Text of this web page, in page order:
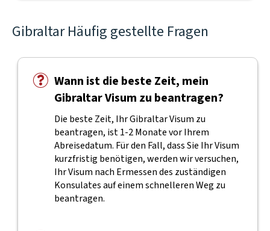
Gibraltar Häufig gestellte Fragen
Wann ist die beste Zeit, mein
Gibraltar Visum zu beantragen?
Die beste Zeit, Ihr Gibraltar Visum zu
beantragen, ist 1-2 Monate vor Ihrem
Abreisedatum. Für den Fall, dass Sie Ihr Visum
kurzfristig benötigen, werden wir versuchen,
Ihr Visum nach Ermessen des zuständigen
Konsulates auf einem schnelleren Weg zu
beantragen.